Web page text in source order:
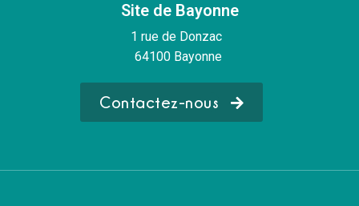
Site de Bayonne
1 rue de Donzac
64100 Bayonne
Contactez-nous